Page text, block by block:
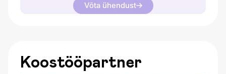
Võta ühendust
Koostööpartner